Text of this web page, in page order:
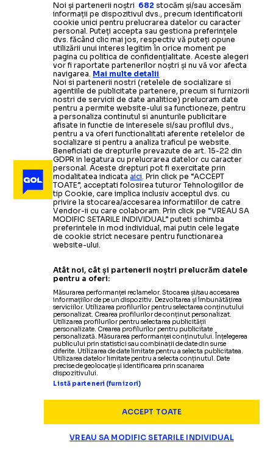
Noi și partenerii noștri 682 stocăm și/sau accesăm
informații pe dispozitivul dvs., precum identificatorii
cookie unici pentru prelucrarea datelor cu caracter
personal. Puteți accepta sau gestiona preferințele
dvs. făcând clic mai jos, respectiv vă puteți opune
utilizării unui interes legitim în orice moment pe
pagina cu politica de confidențialitate. Aceste alegeri
vor fi raportate partenerilor noștri și nu vă vor afecta
navigarea. Mai multe detalii
Noi si partenerii nostri (retelele de socializare si
agentiile de publicitate partenere, precum si furnizorii
nostri de servicii de date analitice) prelucram date
pentru a permite website-ului sa functioneze, pentru
a personaliza continutul si anunturile publicitare
afisate in functie de interesele si/sau profilul dvs.,
pentru a va oferi functionalitati aferente retelelor de
socializare si pentru a analiza traficul pe website.
Beneficiati de drepturile prevazute de art. 15-22 din
GDPR in legatura cu prelucrarea datelor cu caracter
personal. Aceste drepturi pot fi exercitate prin
modalitatea indicataaici. Prin click pe “ACCEPT
TOATE”, acceptati folosirea tuturor Tehnologiilor de
tip Cookie, care implica inclusiv acceptul dvs. cu
privire la stocarea/accesarea informatiilor de catre
Vendor-ii cu care colaboram. Prin click pe “VREAU SA
MODIFIC SETARILE INDIVIDUAL” puteti schimba
preferintele in mod individual, mai putin cele legate
de cookie strict necesare pentru functionarea
website-ului.
Atât noi, cât și partenerii noștri prelucrăm datele
pentru a oferi:
Măsurarea performanței reclamelor. Stocarea și/sau accesarea
informațiilor de pe un dispozitiv. Dezvoltarea și îmbunătățirea
serviciilor. Utilizarea profilurilor pentru selectarea conținutului
personalizat. Crearea profilurilor de conținut personalizat.
Utilizarea profilurilor pentru selectarea publicității
personalizate. Crearea profilurilor pentru publicitate
personalizată. Măsurarea performanței conținutului. Înțelegerea
publicului prin statistici sau combinații de date din surse
diferite. Utilizarea de date limitate pentru a selecta publicitatea.
Utilizarea datelor limitate pentru a selecta conținutul. Date
precise de geolocație și identificarea prin scanarea
dispozitivului.
Listă parteneri (furnizori)
ACCEPT TOATE
VREAU SA MODIFIC SETARILE INDIVIDUAL